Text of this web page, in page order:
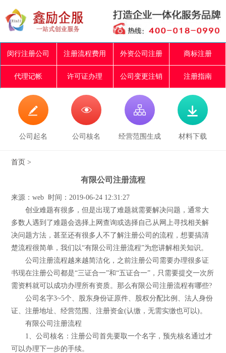
闵行注册公司 注册流程费用 外资公司注册 商标注册
代理记帐 许可证办理 公司变更注销 注册指南

公司起名

公司核名

经营范围生成

材料下载
首页 >
有限公司注册流程
来源：web 时间：2019-06-24 12:31:27
创业难题有很多，但是出现了难题就需要解决问题，通常大
多数人遇到了难题会选择上网查询或选择自己从网上寻找相关解
决问题方法，甚至还有很多人不了解注册公司的流程，想要搞清
楚流程很简单，我们以“有限公司注册流程”为您讲解相关知识。
公司注册流程越来越简洁化，之前注册公司需要办理很多证
书现在注册公司都是“三证合一”和“五证合一”，只需要提交一次所
需资料就可以成功办理所有资质。那么有限公司注册流程有哪些?
公司名字3~5个、股东身份证原件、股权分配比例、法人身份
证、注册地址、经营范围、注册资金(认缴，无需实缴也可以)。
有限公司注册流程
1、公司核名：注册公司首先要取一个名字，预先核名通过才
可以办理下一步的手续。